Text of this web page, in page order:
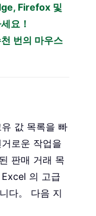
Firefox 및
요！
번의 마우스
값 목록을 빠
로운 작업을
판매 거래 목
의 고급
다。 다음 지